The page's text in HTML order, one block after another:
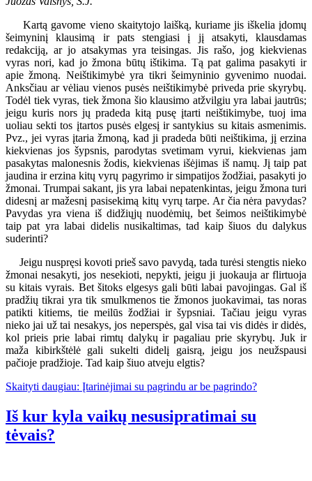
Kartą gavome vieno skaitytojo laišką, kuriame jis iškelia įdomų
šeimyninį klausimą ir pats stengiasi į jį atsakyti, klausdamas
redakciją, ar jo atsakymas yra teisingas. Jis rašo, jog kiekvienas
vyras nori, kad jo žmona būtų ištikima. Tą pat galima pasakyti ir
apie žmoną. Neištikimybė yra tikri šeimyninio gyvenimo nuodai.
Anksčiau ar vėliau vienos pusės neištikimybė priveda prie skyrybų.
Todėl tiek vyras, tiek žmona šio klausimo atžvilgiu yra labai jautrūs;
jeigu kuris nors jų pradeda kitą pusę įtarti neištikimybe, tuoj ima
uoliau sekti tos įtartos pusės elgesį ir santykius su kitais asmenimis.
Pvz., jei vyras įtaria žmoną, kad ji pradeda būti neištikima, jį erzina
kiekvienas jos šypsnis, parodytas svetimam vyrui, kiekvienas jam
pasakytas malonesnis žodis, kiekvienas išėjimas iš namų. Jį taip pat
jaudina ir erzina kitų vyrų pagyrimo ir simpatijos žodžiai, pasakyti jo
žmonai. Trumpai sakant, jis yra labai nepatenkintas, jeigu žmona turi
didesnį ar mažesnį pasisekimą kitų vyrų tarpe. Ar čia nėra pavydas?
Pavydas yra viena iš didžiųjų nuodėmių, bet šeimos neištikimybė
taip pat yra labai didelis nusikaltimas, tad kaip šiuos du dalykus
suderinti?
Jeigu nuspręsi kovoti prieš savo pavydą, tada turėsi stengtis nieko
žmonai nesakyti, jos nesekioti, nepykti, jeigu ji juokauja ar flirtuoja
su kitais vyrais. Bet šitoks elgesys gali būti labai pavojingas. Gal iš
pradžių tikrai yra tik smulkmenos tie žmonos juokavimai, tas noras
patikti kitiems, tie meilūs žodžiai ir šypsniai. Tačiau jeigu vyras
nieko jai už tai nesakys, jos neperspės, gal visa tai vis didės ir didės,
kol prieis prie labai rimtų dalykų ir pagaliau prie skyrybų. Juk ir
maža kibirkštėlė gali sukelti didelį gaisrą, jeigu jos neužspausi
pačioje pradžioje. Tad kaip šiuo atveju elgtis?
Skaityti daugiau: Įtarinėjimai su pagrindu ar be pagrindo?
Iš kur kyla vaikų nesusipratimai su
tėvais?